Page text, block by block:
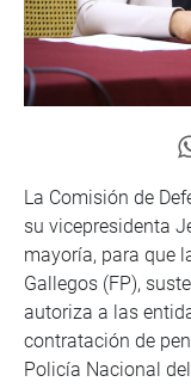
La Comisión de
su vicepresidenta
mayoría, para que
Gallegos (FP),
autoriza a las
contratación de
Policía Nacional